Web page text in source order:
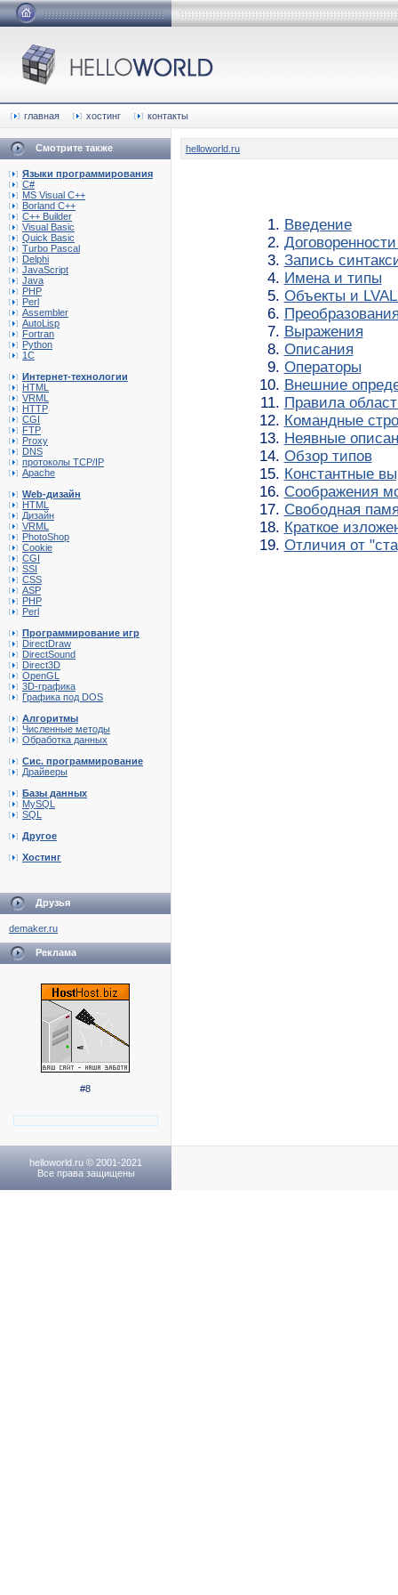
главная хостинг контакты
Смотрите также
Языки программирования
C#
MS Visual C++
Borland C++
C++ Builder
Visual Basic
Quick Basic
Turbo Pascal
Delphi
JavaScript
Java
PHP
Perl
Assembler
AutoLisp
Fortran
Python
1C
Интернет-технологии
HTML
VRML
HTTP
CGI
FTP
Proxy
DNS
протоколы TCP/IP
Apache
Web-дизайн
HTML
Дизайн
VRML
PhotoShop
Cookie
CGI
SSI
CSS
ASP
PHP
Perl
Программирование игр
DirectDraw
DirectSound
Direct3D
OpenGL
3D-графика
Графика под DOS
Алгоритмы
Численные методы
Обработка данных
Сис. программирование
Драйверы
Базы данных
MySQL
SQL
Другое
Хостинг
Друзья
demaker.ru
Реклама
#8
helloworld.ru
Введение
Запись
Имена и типы
Объекты и
Выражения
Описания
Операторы
Внешние
Правила
Командные
Неявные
Обзор типов
Константные
Соображения
Свободная
Краткое
Отличия от
helloworld.ru © 2001-2021
Все права защищены